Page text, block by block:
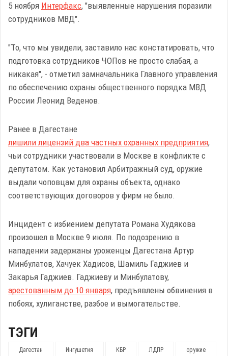
5 ноября Интерфакс, "выявленные нарушения поразили
сотрудников МВД".
"То, что мы увидели, заставило нас констатировать, что
подготовка сотрудников ЧОПов не просто слабая, а
никакая", - отметил замначальника Главного управления
по обеспечению охраны общественного порядка МВД
России Леонид Веденов.
Ранее в Дагестане
лишили лицензий два частных охранных предприятия,
чьи сотрудники участвовали в Москве в конфликте с
депутатом. Как установил Арбитражный суд, оружие
выдали чоповцам для охраны объекта, однако
соответствующих договоров у фирм не было.
Инцидент с избиением депутата Романа Худякова
произошел в Москве 9 июля. По подозрению в
нападении задержаны уроженцы Дагестана Артур
Минбулатов, Хачуек Хадисов, Шамиль Гаджиев и
Закарья Гаджиев. Гаджиеву и Минбулатову,
арестованным до 10 января, предъявлены обвинения в
побоях, хулиганстве, разбое и вымогательстве.
ТЭГИ
Дагестан Ингушетия КБР ЛДПР оружие